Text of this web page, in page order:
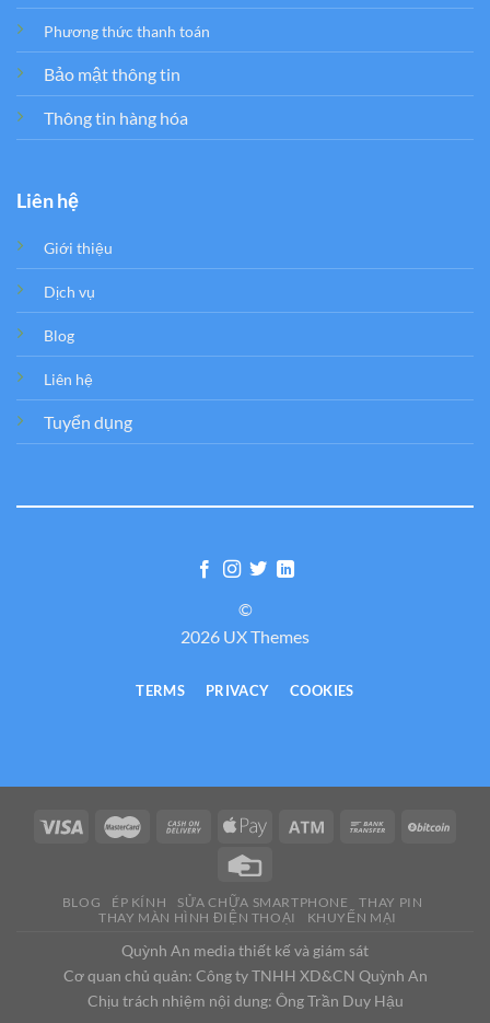
Phương thức thanh toán
Bảo mật thông tin
Thông tin hàng hóa
Liên hệ
Giới thiệu
Dịch vụ
Blog
Liên hệ
Tuyển dụng
©
2026 UX Themes
TERMS PRIVACY COOKIES
BLOG ÉP KÍNH SỬA CHỮA SMARTPHONE
THAY PIN
THAY MÀN HÌNH ĐIỆN THOẠI
KHUYẾN MẠI
Quỳnh An media thiết kế và giám sát
Cơ quan chủ quản: Công ty TNHH XD&CN Quỳnh An
Chịu trách nhiệm nội dung: Ông Trần Duy Hậu